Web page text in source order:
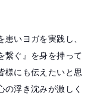
いヨガを実践し、
繋ぐ』を身を持って
様にも伝えたいと思
の浮き沈みが激しく